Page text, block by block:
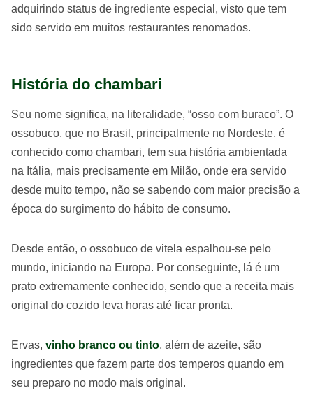
adquirindo status de ingrediente especial, visto que tem
sido servido em muitos restaurantes renomados.
História do chambari
Seu nome significa, na literalidade, “osso com buraco”. O
ossobuco, que no Brasil, principalmente no Nordeste, é
conhecido como chambari, tem sua história ambientada
na Itália, mais precisamente em Milão, onde era servido
desde muito tempo, não se sabendo com maior precisão a
época do surgimento do hábito de consumo.
Desde então, o ossobuco de vitela espalhou-se pelo
mundo, iniciando na Europa. Por conseguinte, lá é um
prato extremamente conhecido, sendo que a receita mais
original do cozido leva horas até ficar pronta.
Ervas, vinho branco ou tinto, além de azeite, são
ingredientes que fazem parte dos temperos quando em
seu preparo no modo mais original.